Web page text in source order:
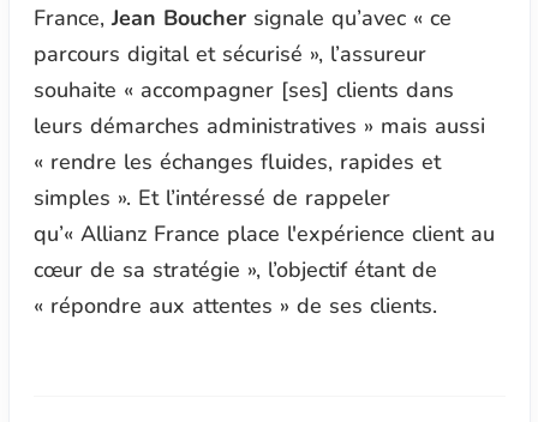
France,Jean Bouchersignale qu’avec « ce
parcours digital et sécurisé », l’assureur
souhaite « accompagner [ses] clients dans
leurs démarches administratives » mais aussi
« rendre les échanges fluides, rapides et
simples ». Et l’intéressé de rappeler
qu’« Allianz France place l'expérience client au
cœur de sa stratégie », l’objectif étant de
« répondre aux attentes » de ses clients.